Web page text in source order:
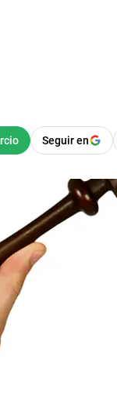
Seguir en